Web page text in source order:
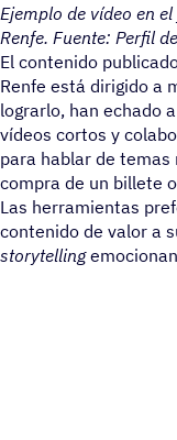
Ejemplo de vídeo en
Renfe. Fuente: Perfil
El contenido
Renfe está dirigido a
lograrlo, han echado
vídeos cortos y
para hablar de
compra de un billete
Las herramientas
contenido de valor a
storytelling